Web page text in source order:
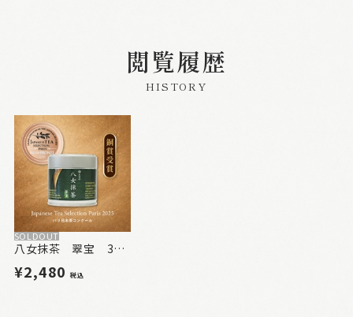
閲覧履歴
HISTORY
SOLDOUT
八女抹茶 翠宝 30g（缶入）【SUIHOU】
¥2,480税込